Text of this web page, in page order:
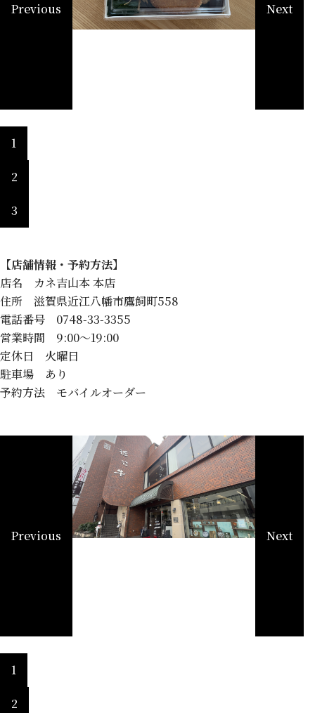
Previous Next
1
2
3
【店舗情報・予約方法】
店名 カネ吉山本 本店
住所 滋賀県近江八幡市鷹飼町558
電話番号 0748-33-3355
営業時間 9:00〜19:00
定休日 火曜日
駐車場 あり
予約方法 モバイルオーダー
Previous Next
1
2